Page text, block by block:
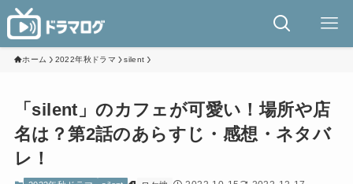
ホーム 2022年秋ドラマ silent
「silent」のカフェが可愛い！場所や店
名は？第2話のあらすじ・感想・ネタバ
レ！